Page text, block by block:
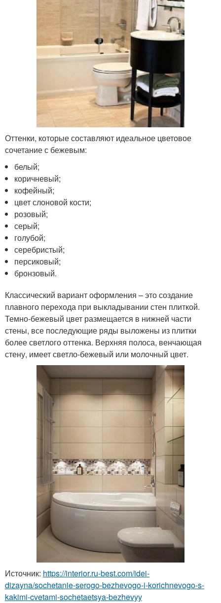
Оттенки, которые составляют идеальное цветовое
сочетание с бежевым:
белый;
коричневый;
кофейный;
цвет слоновой кости;
розовый;
серый;
голубой;
серебристый;
персиковый;
бронзовый.
Классический вариант оформления – это создание
плавного перехода при выкладывании стен плиткой.
Темно-бежевый цвет размещается в нижней части
стены, все последующие ряды выложены из плитки
более светлого оттенка. Верхняя полоса, венчающая
стену, имеет светло-бежевый или молочный цвет.
Источник: https://interior.ru-best.com/idei-
dizayna/sochetanie-serogo-bezhevogo-i-korichnevogo-s-
kakimi-cvetami-sochetaetsya-bezhevyy